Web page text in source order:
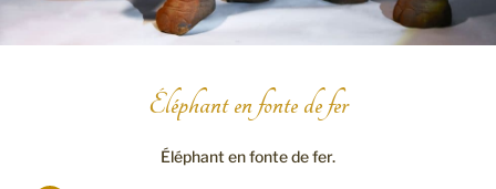
Éléphant en fonte de fer
Éléphant en fonte de fer.